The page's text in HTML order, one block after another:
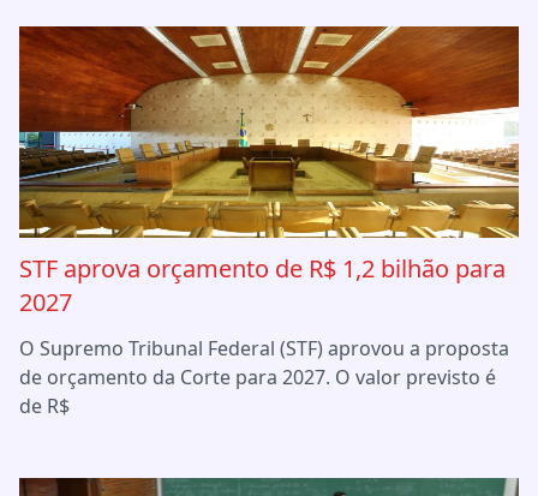
STF aprova orçamento de R$ 1,2 bilhão para
2027
O Supremo Tribunal Federal (STF) aprovou a proposta
de orçamento da Corte para 2027. O valor previsto é
de R$